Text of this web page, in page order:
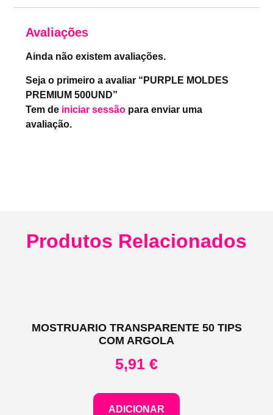
Avaliações
Ainda não existem avaliações.
Seja o primeiro a avaliar “PURPLE MOLDES
PREMIUM 500UND”
Tem de iniciar sessão para enviar uma
avaliação.
Produtos Relacionados
MOSTRUARIO TRANSPARENTE 50 TIPS
COM ARGOLA
5,91 €
ADICIONAR